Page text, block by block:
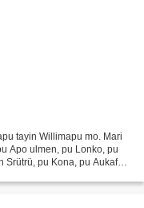
tayin Willimapu mo. Mari
Apo ulmen, pu Lonko, pu
Srütrü, pu Kona, pu Aukafo,